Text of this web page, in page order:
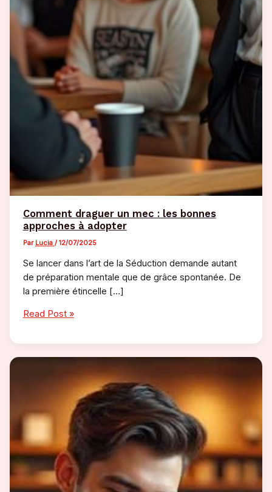
Comment draguer un mec : les bonnes
approches à adopter
Par Lucia / 12/07/2025
Se lancer dans l’art de la Séduction demande autant
de préparation mentale que de grâce spontanée. De
la première étincelle […]
Comment
un
mec
approches
adopter
Read Post »